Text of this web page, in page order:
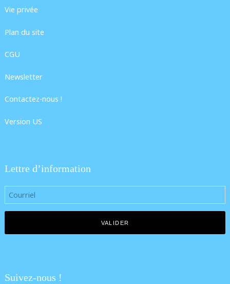
Vie privée
Plan du site
CGU
Newsletter
Contactez-nous !
Version US
Lettre d’information
Suivez-nous !